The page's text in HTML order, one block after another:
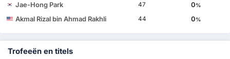
Jae-Hong Park 47 0%
Akmal Rizal bin Ahmad Rakhli 44 0%
Trofeeën en titels